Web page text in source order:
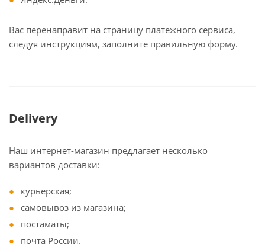
Вас перенаправит на страницу платежного сервиса,
следуя инструкциям, заполните правильную форму.
Delivery
Наш интернет-магазин предлагает несколько
вариантов доставки:
курьерская;
самовывоз из магазина;
постаматы;
почта России.